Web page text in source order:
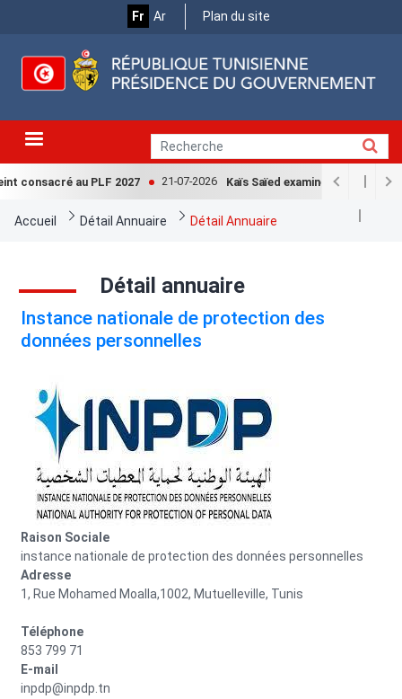
principal
Fr Ar
Menu
Plan du site
consacré au PLF 2027 21-07-2026 Kaïs Saïed examine avec la
FilAccueil Détail Annuaire Détail Annuaire
Détail annuaire
Instance nationale de protection des
données personnelles
Image
Raison Sociale
instance nationale de protection des données personnelles
Adresse
1, Rue Mohamed Moalla,1002, Mutuelleville, Tunis
Téléphone
853 799 71
E-mail
inpdp@inpdp.tn